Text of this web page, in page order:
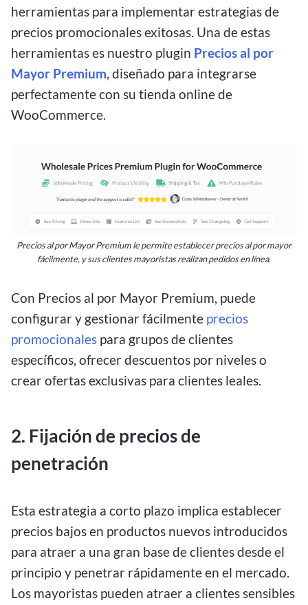
herramientas para implementar estrategias de
precios promocionales exitosas. Una de estas
herramientas es nuestro plugin Precios al por
Mayor Premium, diseñado para integrarse
perfectamente con su tienda online de
WooCommerce.
Precios al por Mayor Premium le permite establecer precios al por mayor
fácilmente, y sus clientes mayoristas realizan pedidos en línea.
Con Precios al por Mayor Premium, puede
configurar y gestionar fácilmente precios
promocionales para grupos de clientes
específicos, ofrecer descuentos por niveles o
crear ofertas exclusivas para clientes leales.
2. Fijación de precios de
penetración
Esta estrategia a corto plazo implica establecer
precios bajos en productos nuevos introducidos
para atraer a una gran base de clientes desde el
principio y penetrar rápidamente en el mercado.
Los mayoristas pueden atraer a clientes sensibles